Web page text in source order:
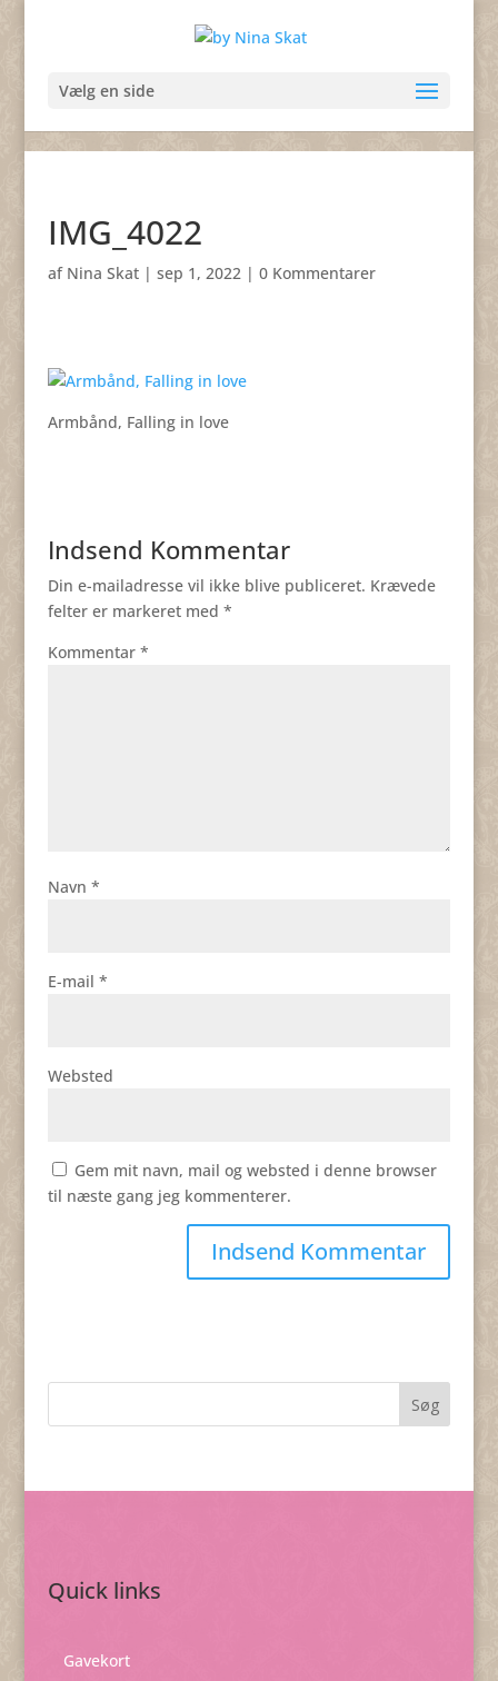
Vælg en side
IMG_4022
af Nina Skat| sep 1, 2022| 0 Kommentarer
Armbånd, Falling in love
Indsend Kommentar
Din e-mailadresse vil ikke blive publiceret. Krævede
felter er markeret med *
Kommentar *
Navn *
E-mail *
Websted
Gem mit navn, mail og websted i denne browser
til næste gang jeg kommenterer.
Quick links
Gavekort